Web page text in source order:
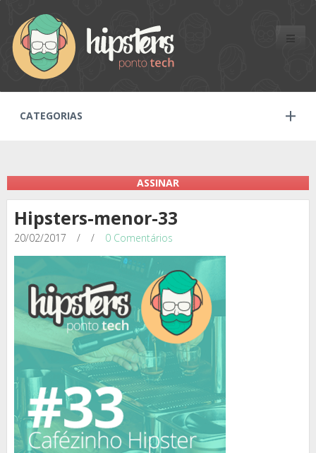
Toggle
CATEGORIAS
ASSINAR
Hipsters-menor-33
20/02/2017 / / 0 Comentários